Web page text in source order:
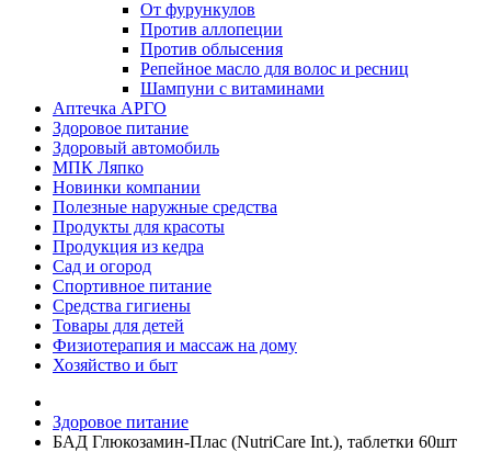
От фурункулов
Против аллопеции
Против облысения
Репейное масло для волос и ресниц
Шампуни с витаминами
Аптечка АРГО
Здоровое питание
Здоровый автомобиль
МПК Ляпко
Новинки компании
Полезные наружные средства
Продукты для красоты
Продукция из кедра
Сад и огород
Спортивное питание
Средства гигиены
Товары для детей
Физиотерапия и массаж на дому
Хозяйство и быт
Здоровое питание
БАД Глюкозамин-Плас (NutriCare Int.), таблетки 60шт